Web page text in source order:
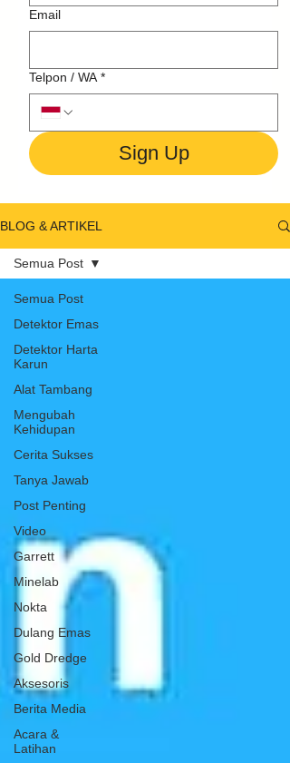
Email
Telpon / WA *
Sign Up
BLOG & ARTIKEL
Semua Post
Detektor Emas
Detektor Harta
Karun
Alat Tambang
Mengubah
Kehidupan
Cerita Sukses
Tanya Jawab
Post Penting
Video
Garrett
Minelab
Nokta
Dulang Emas
Gold Dredge
Aksesoris
Berita Media
Acara &
Latihan
Semua Post